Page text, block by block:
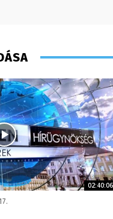
02:40:06